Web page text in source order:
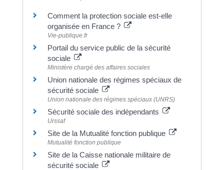
Comment la protection sociale est-elle
organisée en France ?
Vie-publique.fr
Portail du service public de la sécurité
sociale
Ministère chargé des affaires sociales
Union nationale des régimes spéciaux de
sécurité sociale
Union nationale des régimes spéciaux (UNRS)
Sécurité sociale des indépendants
Urssaf
Site de la Mutualité fonction publique
Mutualité fonction publique
Site de la Caisse nationale militaire de
sécurité sociale